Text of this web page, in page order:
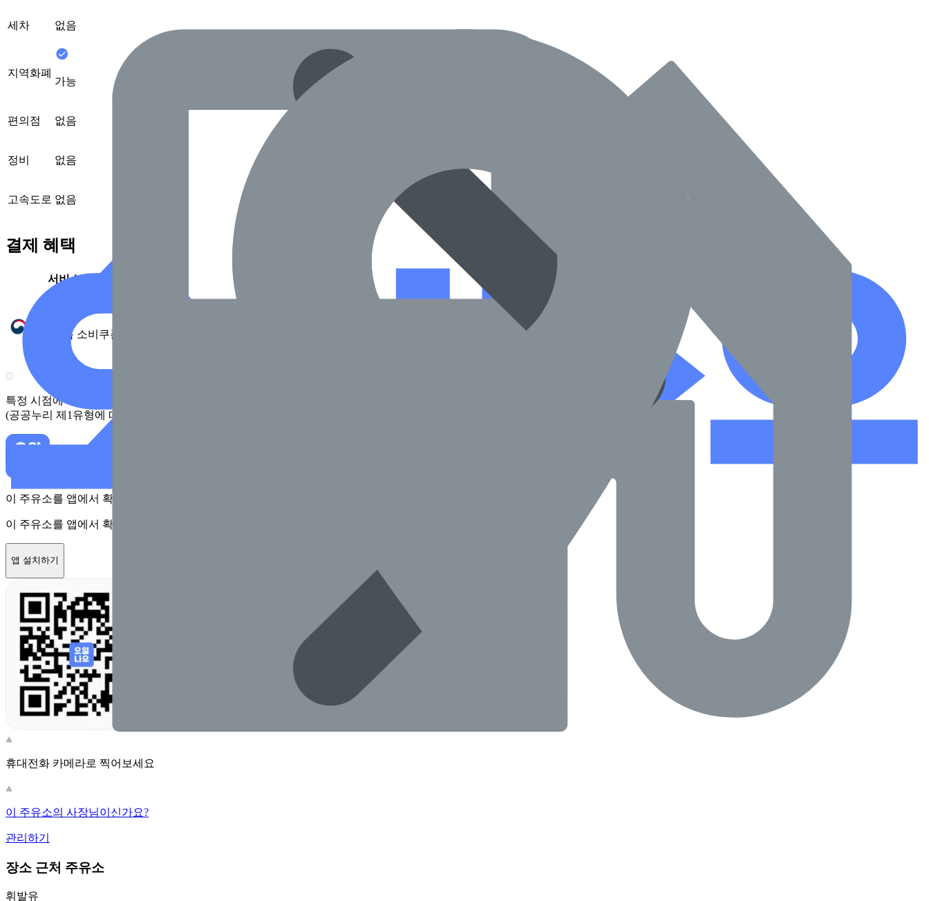
세차 없음
지역화폐
가능
편의점 없음
정비 없음
고속도로 없음
결제 혜택
서비스
민생회복 소비쿠폰
특정 시점에 지자체가 수집한 정보로 실제와 다를 수 있어요. 전화로 확인 후 방문하시길 권장드려요.
(공공누리 제1유형에 따라 행정안전부의 공공저작물을 이용한 정보입니다.)
이 주유소를 앱에서 확인하고 최대 1만원 혜택을 받아보세요
이 주유소를 앱에서 확인하고 최대 1만원 혜택을 받아보세요
앱 설치하기
휴대전화 카메라로 찍어보세요
이 주유소의 사장님이신가요?
관리하기
장소 근처 주유소
휘발유